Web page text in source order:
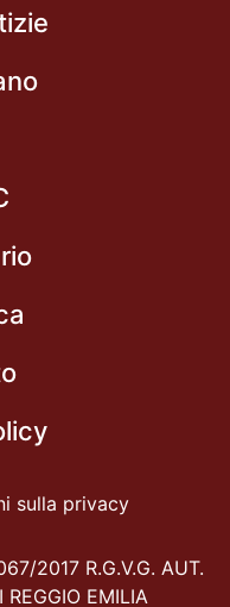
sulla privacy
2017 R.G.V.G. AUT.
EMILIA